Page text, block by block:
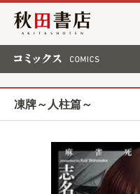
秋田書店
凍牌～人柱篇～